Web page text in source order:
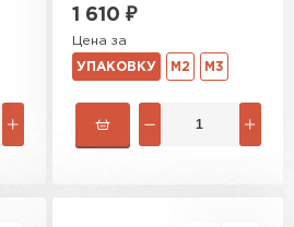
1 610 ₽
Цена за
УПАКОВКУ М2 М3